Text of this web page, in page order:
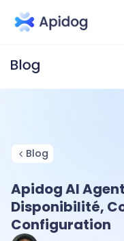
Blog
Apidog AI
Disponibilité,
Configuration